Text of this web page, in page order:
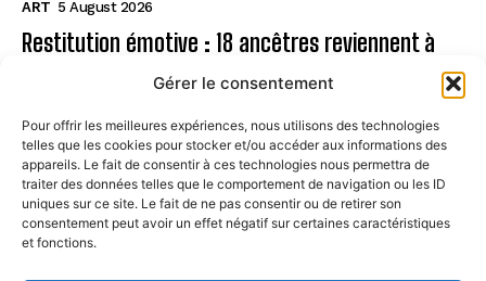
Gérer le consentement
Pour offrir les meilleures expériences, nous utilisons des technologies
telles que les cookies pour stocker et/ou accéder aux informations des
appareils. Le fait de consentir à ces technologies nous permettra de
traiter des données telles que le comportement de navigation ou les ID
uniques sur ce site. Le fait de ne pas consentir ou de retirer son
consentement peut avoir un effet négatif sur certaines caractéristiques
et fonctions.
ART 5 August 2026
Restitution émotive : 18 ancêtres reviennent à
Page
CONTACT
MENTIONS LÉGALES